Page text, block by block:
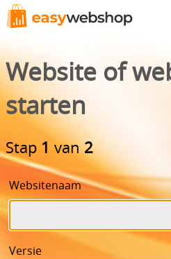
Website of
starten
Stap 1 van2
Websitenaam
Versie